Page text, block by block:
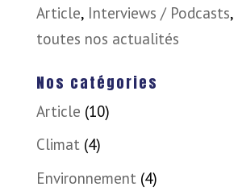
Article, Interviews / Podcasts,
toutes nos actualités
Nos catégories
Article (10)
Climat(4)
Environnement(4)